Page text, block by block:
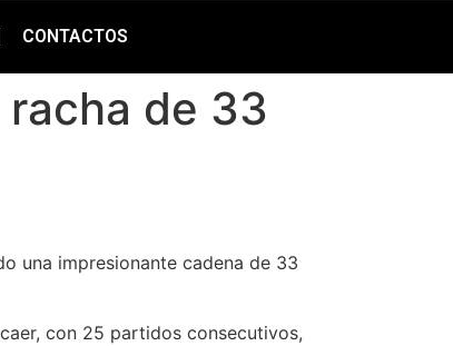
CONTACTOS
de 33
una impresionante cadena de 33
con 25 partidos consecutivos,